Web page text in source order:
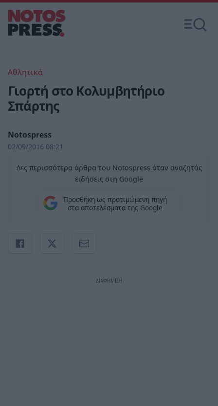
Αθλητικά
Γιορτή στο Κολυμβητήριο
Σπάρτης
Notospress
02/09/2016 08:21
Δες περισσότερα άρθρα του Notospress όταν αναζητάς
ειδήσεις στη Google
Προσθήκη ως προτιμώμενη πηγή
στα αποτελέσματα της Google